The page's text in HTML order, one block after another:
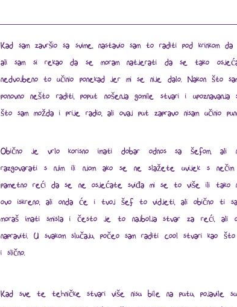
Kad sam završio sa svime, nastavio sam to raditi pod krinkom
ali sam si rekao da se moram natjerati da se tako
nedvojbeno to učinio ponekad jer mi se nije dalo. Nakon što
ponovno nešto raditi, poput nošenja gomile stvari i upoznavanja
što sam možda i prije radio, ali ovaj put zapravo nisam učinio
Obično je vrlo korisno imati dobar odnos sa šefom, ali
razgovarati s njim ili njom ako se ne slažete uvijek s
pametno reći da se ne osjećate sviđa mi se to više ili tako
ovo iskreno, ali onda će i tvoj šef to vidjeti, ali obično ti
moraš imati smisla i često je to najbolja stvar za reći, ali
napraviti. U svakom slučaju, počeo sam raditi cool stvari kao
i slično.
Kad sve te tehničke stvari više nisu bile na putu, pojavile